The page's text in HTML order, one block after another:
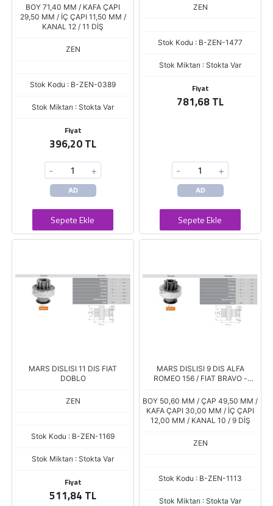
BOY 71,40 MM / KAFA ÇAPI
29,50 MM / İÇ ÇAPI 11,50 MM /
KANAL 12 / 11 DİŞ
ZEN
Stok Kodu : B-ZEN-0389
Stok Miktarı : Stokta Var
Fiyat
396,20 TL
- +
AD
Sepete Ekle
ZEN
Stok Kodu : B-ZEN-1477
Stok Miktarı : Stokta Var
Fiyat
781,68 TL
- +
AD
Sepete Ekle
MARS DISLISI 11 DIS FIAT
DOBLO
ZEN
Stok Kodu : B-ZEN-1169
Stok Miktarı : Stokta Var
Fiyat
511,84 TL
MARS DISLISI 9 DIS ALFA
ROMEO 156 / FIAT BRAVO -
BOY 50,60 MM / ÇAP 49,50 MM /
KAFA ÇAPI 30,00 MM / İÇ ÇAPI
12,00 MM / KANAL 10 / 9 DİŞ
ZEN
Stok Kodu : B-ZEN-1113
Stok Miktarı : Stokta Var